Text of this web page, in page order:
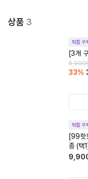
상품 3
직접 구
[3개
5,900
33%
직접 구
[99핫
종 (택